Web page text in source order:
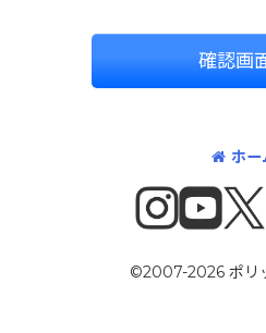
確認画
ホー
©2007-2026 ポリ